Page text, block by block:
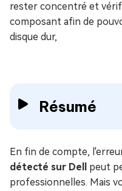
rester concentré et
composant afin de
disque dur,
Résumé
En fin de compte,
détecté sur Dell
peut
professionnelles. Mais